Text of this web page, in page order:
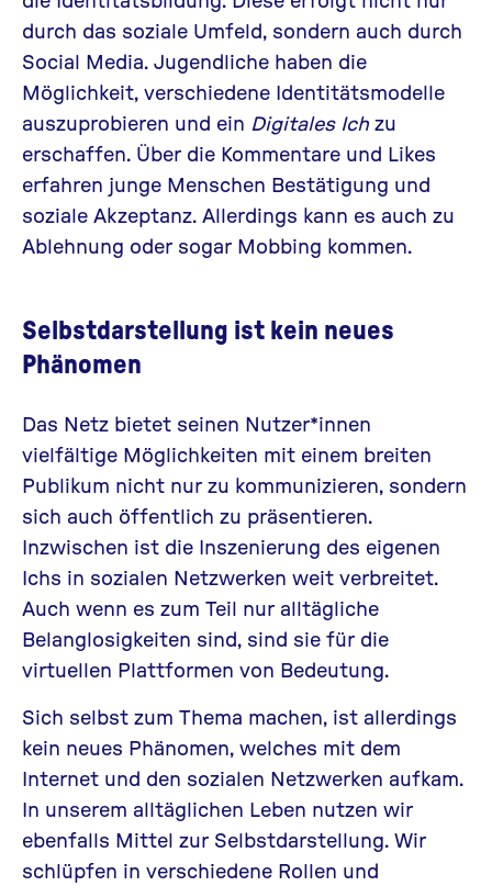
durch das soziale Umfeld, sondern auch durch
Social Media. Jugendliche haben die
Möglichkeit, verschiedene Identitätsmodelle
auszuprobieren und ein Digitales Ich zu
erschaffen. Über die Kommentare und Likes
erfahren junge Menschen Bestätigung und
soziale Akzeptanz. Allerdings kann es auch zu
Ablehnung oder sogar Mobbing kommen.
Selbstdarstellung ist kein neues
Phänomen
Das Netz bietet seinen Nutzer*innen
vielfältige Möglichkeiten mit einem breiten
Publikum nicht nur zu kommunizieren, sondern
sich auch öffentlich zu präsentieren.
Inzwischen ist die Inszenierung des eigenen
Ichs in sozialen Netzwerken weit verbreitet.
Auch wenn es zum Teil nur alltägliche
Belanglosigkeiten sind, sind sie für die
virtuellen Plattformen von Bedeutung.
Sich selbst zum Thema machen, ist allerdings
kein neues Phänomen, welches mit dem
Internet und den sozialen Netzwerken aufkam.
In unserem alltäglichen Leben nutzen wir
ebenfalls Mittel zur Selbstdarstellung. Wir
schlüpfen in verschiedene Rollen und